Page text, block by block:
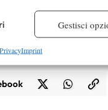
errori,
e comunicare le
Gestisci
Imprint